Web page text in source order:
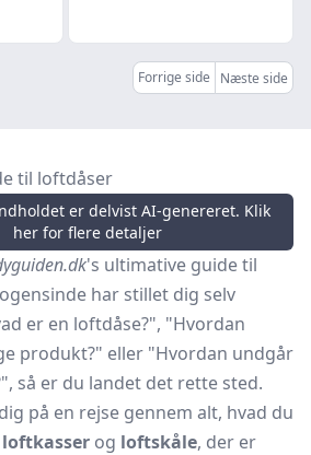
Forrige side Næste side
til loftdåser
er delvist AI-genereret. Klik
her for flere detaljer
's ultimative guide til
har stillet dig selv
er en loftdåse?", "Hvordan
produkt?" eller "Hvordan undgår
så er du landet det rette sted.
på en rejse gennem alt, hvad du
loftkasser og loftskåle, der er